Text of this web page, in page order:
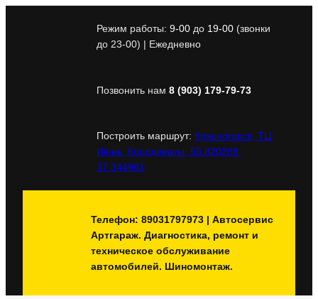
Режим работы: 9-00 до 19-00 (звонки
до 23-00) | Ежедневно
Позвонить нам 8 (903) 179-79-73
Построить маршрут: Красногорск, ТЦ
Июнь, Координаты: 55.820288,
37.344961
Телефон: 89031797973 | Автосервис
Артгараж. Диагностика, ремонт и
техническое обслуживание
автомобилей. Шиномонтаж.